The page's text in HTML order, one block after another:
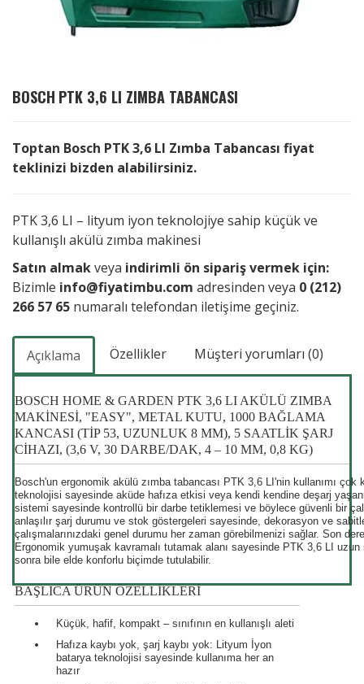
BOSCH PTK 3,6 LI ZIMBA TABANCASI
Toptan Bosch PTK 3,6 LI Zımba Tabancası fiyat
teklinizi bizden alabilirsiniz.
PTK 3,6 LI – lityum iyon teknolojiye sahip küçük ve
kullanışlı akülü zımba makinesi
Satın almakveya indirimli ön sipariş vermek için:
Bizimle info@fiyatimbu.com adresinden veya 0 (212)
266 57 65 numaralı telefondan iletişime geçiniz.
Açıklama Özellikler Müşteri yorumları (0)
BOSCH HOME & GARDEN PTK 3,6 LI AKÜLÜ ZIMBA
MAKINESI, "EASY", METAL KUTU, 1000 BAĞLAMA
KANCASI (TIP 53, UZUNLUK 8 MM), 5 SAATLIK ŞARJ
CIHAZI, (3,6 V, 30 DARBE/DAK, 4 – 10 MM, 0,8 KG)
Bosch'un ergonomik akülü zımba tabancası PTK 3,6 LI'nin kullanımı çok
teknolojisi sayesinde aküde hafıza etkisi veya kendi kendine deşarj
sistemi sayesinde kontrollü bir darbe tetiklemesi ve böylece güvenli bir
anlaşılır şarj durumu ve stok göstergeleri sayesinde, dekorasyon ve
çalışmalarınızdaki genel durumu her zaman görebilmenizi sağlar. Son
Ergonomik yumuşak kavramalı tutamak alanı sayesinde PTK 3,6 LI uzun
sonra bile elde konforlu biçimde tutulabilir.
BAŞLICA ÜRÜN ÖZELLIKLERI
Küçük, hafif, kompakt – sınıfının en kullanışlı aleti
Hafıza kaybı yok, şarj kaybı yok: Lityum İyon
batarya teknolojisi sayesinde kullanıma her an
hazır